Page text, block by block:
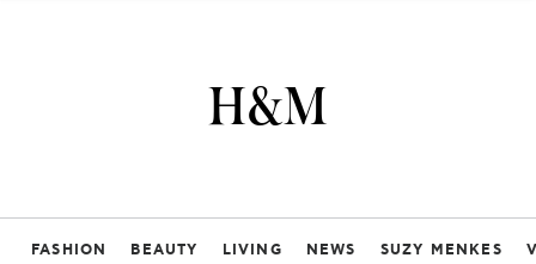
H&M
FASHION BEAUTY LIVING NEWS SUZY MENKES